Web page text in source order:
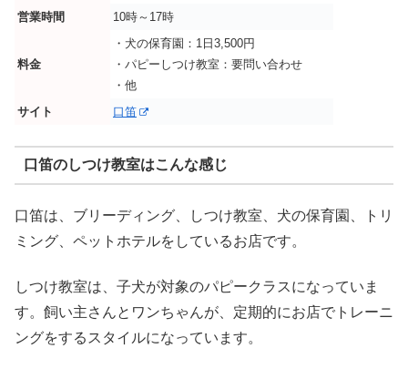
営業時間
10時～17時
料金
・犬の保育園：1日3,500円
・パピーしつけ教室：要問い合わせ
・他
サイト
口笛
口笛のしつけ教室はこんな感じ
口笛は、ブリーディング、しつけ教室、犬の保育園、トリ
ミング、ペットホテルをしているお店です。
しつけ教室は、子犬が対象のパピークラスになっていま
す。飼い主さんとワンちゃんが、定期的にお店でトレーニ
ングをするスタイルになっています。